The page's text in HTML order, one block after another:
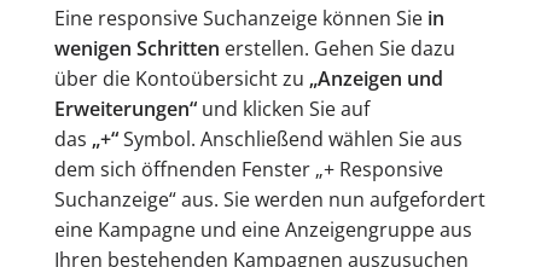
Eine responsive Suchanzeige können Sie in
wenigen Schritten erstellen. Gehen Sie dazu
über die Kontoübersicht zu „Anzeigen und
Erweiterungen“ und klicken Sie auf
das „+“Symbol. Anschließend wählen Sie aus
dem sich öffnenden Fenster „+ Responsive
Suchanzeige“ aus. Sie werden nun aufgefordert
eine Kampagne und eine Anzeigengruppe aus
Ihren bestehenden Kampagnen auszusuchen